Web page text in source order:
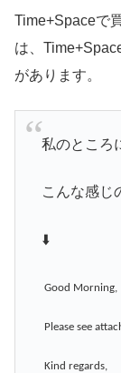
Time+Spaceで
は、
があります。
私のところ
こんな感じ
⬇️
Good Morning,
Please see
Kind regards,